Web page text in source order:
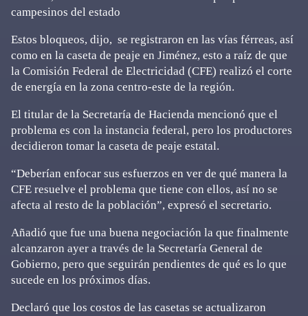
campesinos del estado
Estos bloqueos, dijo, se registraron en las vías férreas, así
como en la caseta de peaje en Jiménez, esto a raíz de que
la Comisión Federal de Electricidad (CFE) realizó el corte
de energía en la zona centro-este de la región.
El titular de la Secretaría de Hacienda mencionó que el
problema es con la instancia federal, pero los productores
decidieron tomar la caseta de peaje estatal.
“Deberían enfocar sus esfuerzos en ver de qué manera la
CFE resuelve el problema que tiene con ellos, así no se
afecta al resto de la población”, expresó el secretario.
Añadió que fue una buena negociación la que finalmente
alcanzaron ayer a través de la Secretaría General de
Gobierno, pero que seguirán pendientes de qué es lo que
sucede en los próximos días.
Declaró que los costos de las casetas se actualizaron